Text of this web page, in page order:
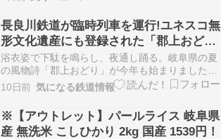
日本三大清流、長良川。岐阜県北部、大日ヶ岳に
端を発する１６６Kmの流れに澱みなく…地域を
上げて取り組む「里川」が育む鮎…
長良川鉄道が臨時列車を運行!ユネスコ無
形文化遺産にも登録された「郡上おど
り」楽しむ人に 乗車には予約が必要
浴衣姿で下駄を鳴らし、夜通し踊る。岐阜県の夏
の風物詩「郡上おどり」が今年も始まりました。
ユネスコ無形文化遺産にも登録されたこのお祭
り、一度は参加してみたいですよね。でも、夜遅
くまで楽しむと帰りの足が心配になりませんか?
10日前 気になる鉄道情報
※【アウトレット】パールライス 岐阜県
産 無洗米 こしひかり 2kg 国産 1539円！